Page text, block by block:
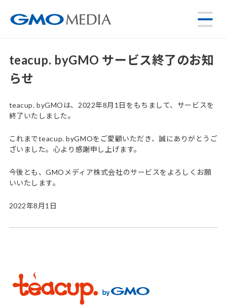
teacup. byGMO サービス終了のお知
らせ
teacup. byGMOは、2022年8月1日をもちまして、サービスを
終了いたしました。
これまでteacup. byGMOをご愛顧いただき、誠にありがとうご
ざいました。心より感謝申し上げます。
今後とも、GMOメディア株式会社のサービスをよろしくお願
いいたします。
2022年8月1日